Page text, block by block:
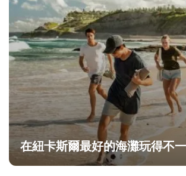
在紐卡斯爾最好的海灘玩得不